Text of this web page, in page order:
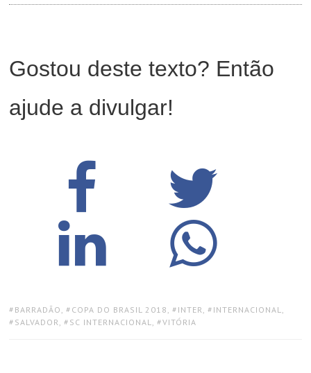
Gostou deste texto? Então
ajude a divulgar!
TAGS:
BARRADÃO , COPA DO BRASIL 2018 , INTER, INTERNACIONAL,
SALVADOR, SC INTERNACIONAL, VITÓRIA